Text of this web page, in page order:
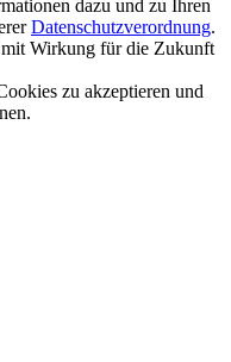
dazu und zu Ihren
Datenschutzverordnung.
Wirkung für die Zukunft
zu akzeptieren und